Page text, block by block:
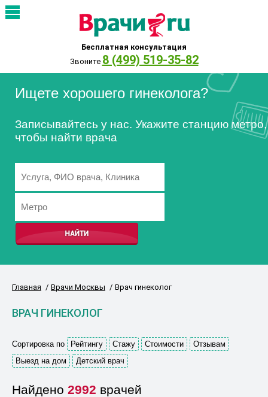
Бесплатная консультация
Звоните 8 (499) 519-35-82
Ищете хорошего гинеколога?
Записывайтесь у нас. Укажите станцию метро,
чтобы найти врача
Главная Врачи Москвы Врач гинеколог
ВРАЧ ГИНЕКОЛОГ
Сортировка по Рейтингу Стажу Стоимости
Отзывам
Выезд на дом
Детский врач
Найдено 2992 врачей